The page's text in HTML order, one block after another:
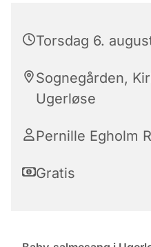
Torsdag 6.
Sognegården,
Ugerløse
Pernille Egholm
Gratis